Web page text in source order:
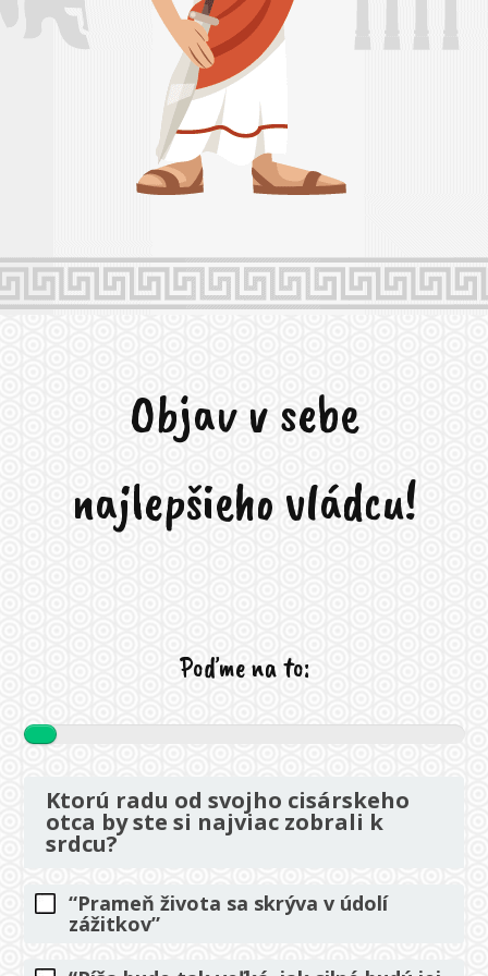
Objav v sebe
najlepšieho vládcu!
Poďme na to:
Ktorú radu od svojho cisárskeho
otca by ste si najviac zobrali k
srdcu?
“Prameň života sa skrýva v údolí
zážitkov”